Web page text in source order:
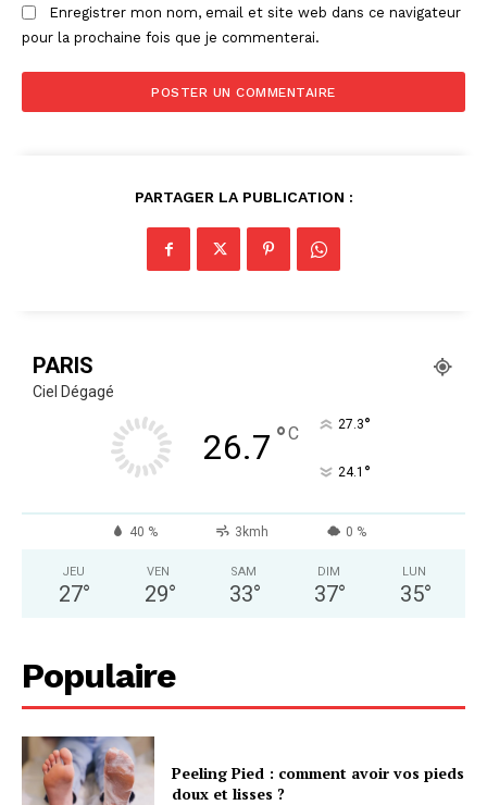
Enregistrer mon nom, email et site web dans ce navigateur
pour la prochaine fois que je commenterai.
PARTAGER LA PUBLICATION :
PARIS
Ciel Dégagé
26.7 °C 27.3°
24.1 °
40 % 3kmh 0 %
JEU
27°
VEN
29°
SAM
33°
DIM
37°
LUN
35°
Populaire
Peeling Pied : comment avoir vos pieds
doux et lisses ?